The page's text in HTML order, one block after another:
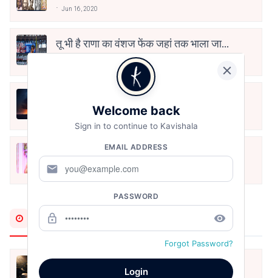
Jun 16, 2020
तू भी है राणा का वंशज फेंक जहां तक भाला जाए:
वाहिद अली वाहिद
May 12, 2024
मोहब्बत के सफ़र को एक हँसी आग़ाज़ दे देना -
अनामिका अम्बर जैन
Dec 24, 2021
Most Recent
Welcome back
Sign in to continue to Kavishala
EMAIL ADDRESS
mail
PASSWORD
lock_outline remove_red_eye
Forgot Password?
Login